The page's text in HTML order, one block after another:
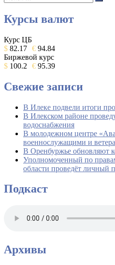
Поиск
Курсы валют
Курс ЦБ
$ 82.17 € 94.84
Биржевой курс
$ 100.2 € 95.39
Свежие записи
В Илеке подвели итоги
В Илекском районе
водоснабжения
В молодежном центре
военнослужащими и
В Оренбуржье обновляют
Уполномоченный по
области проведёт личный
Подкаст
Архивы